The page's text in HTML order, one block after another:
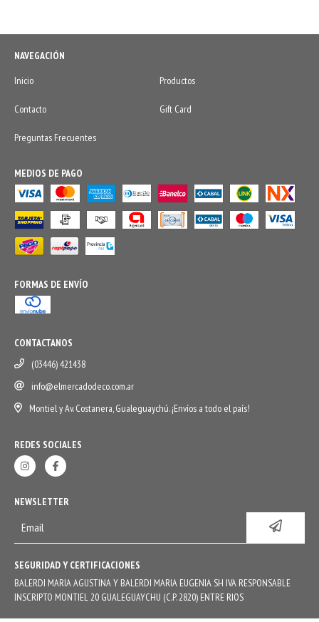
NAVEGACIÓN
Inicio
Productos
Contacto Gift Card
Preguntas Frecuentes
MEDIOS DE PAGO
FORMAS DE ENVÍO
CONTACTANOS
(03446) 421438
info@elmercadodeco.com.ar
Montiel y Av. Costanera, Gualeguaychú. ¡Envíos a todo el país!
REDES SOCIALES
NEWSLETTER
SEGURIDAD Y CERTIFICACIONES
BALERDI MARIA AGUSTINA Y BALERDI MARIA EUGENIA SH IVA RESPONSABLE
INSCRIPTO MONTIEL 20 GUALEGUAYCHU (C.P. 2820) ENTRE RIOS